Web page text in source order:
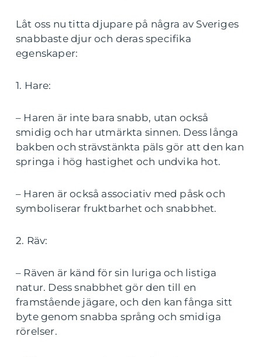
Låt oss nu titta djupare på några av Sveriges
snabbaste djur och deras specifika
egenskaper:
1. Hare:
– Haren är inte bara snabb, utan också
smidig och har utmärkta sinnen. Dess långa
bakben och strävstänkta päls gör att den kan
springa i hög hastighet och undvika hot.
– Haren är också associativ med påsk och
symboliserar fruktbarhet och snabbhet.
2. Räv:
– Räven är känd för sin luriga och listiga
natur. Dess snabbhet gör den till en
framstående jägare, och den kan fånga sitt
byte genom snabba språng och smidiga
rörelser.